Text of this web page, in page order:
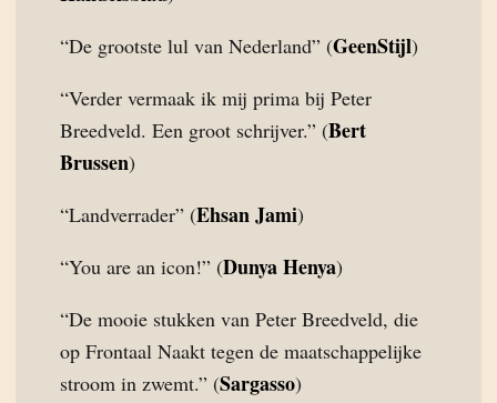
“De grootste lul van Nederland” (GeenStijl)
“Verder vermaak ik mij prima bij Peter
Breedveld. Een groot schrijver.” (Bert
Brussen)
“Landverrader” (Ehsan Jami)
“You are an icon!” (Dunya Henya)
“De mooie stukken van Peter Breedveld, die
op Frontaal Naakt tegen de maatschappelijke
stroom in zwemt.” (Sargasso)